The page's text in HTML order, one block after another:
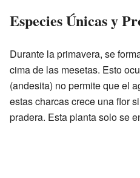
Especies Únicas y
Durante la primavera, se
cima de las mesetas. Esto
(andesita) no permite que el
estas charcas crece una flor
pradera. Esta planta solo se